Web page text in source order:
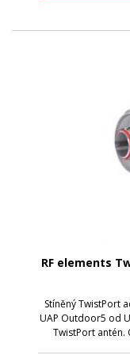
RF elements
Stíněný TwistPort
UAP Outdoor5 od
TwistPort